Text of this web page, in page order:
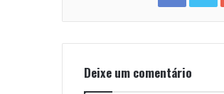
Deixe um comentário